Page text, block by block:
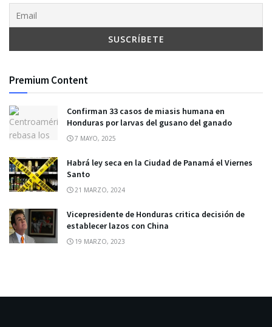
Premium Content
Confirman 33 casos de miasis humana en
Honduras por larvas del gusano del ganado
7 MAYO, 2025
Habrá ley seca en la Ciudad de Panamá el Viernes
Santo
21 MARZO, 2024
Vicepresidente de Honduras critica decisión de
establecer lazos con China
19 MARZO, 2023